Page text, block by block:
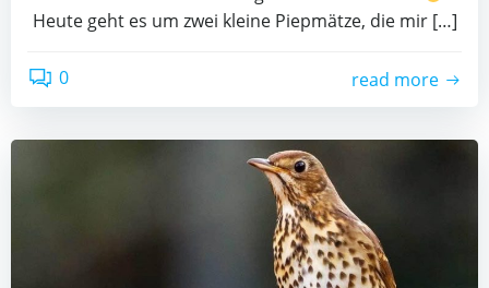
Heute geht es um zwei kleine Piepmätze, die mir […]
0 read more